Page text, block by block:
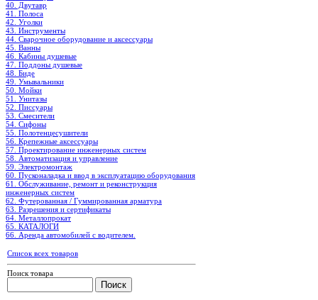
40. Двутавр
41. Полоса
42. Уголки
43. Инструменты
44. Сварочное оборудование и аксессуары
45. Ванны
46. Кабины душевые
47. Поддоны душевые
48. Биде
49. Умывальники
50. Мойки
51. Унитазы
52. Писсуары
53. Смесители
54. Сифоны
55. Полотенцесушители
56. Крепежные аксессуары
57. Проектирование инженерных систем
58. Автоматизация и управление
59. Электромонтаж
60. Пусконаладка и ввод в эксплуатацию оборудования
61. Обслуживание, ремонт и реконструкция
инженерных систем
62. Футерованная / Гуммированная арматура
63. Разрешения и сертификаты
64. Металлопрокат
65. КАТАЛОГИ
66. Аренда автомобилей с водителем.
Список всех товаров
Поиск товара